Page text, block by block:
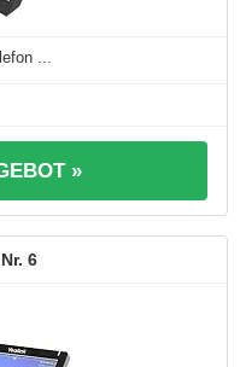
...
»
6